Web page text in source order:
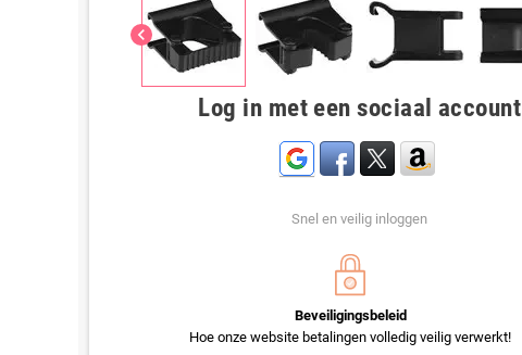
chevron_left
Log in met een sociaal account
Snel en veilig inloggen
Beveiligingsbeleid
Hoe onze website betalingen volledig veilig verwerkt!